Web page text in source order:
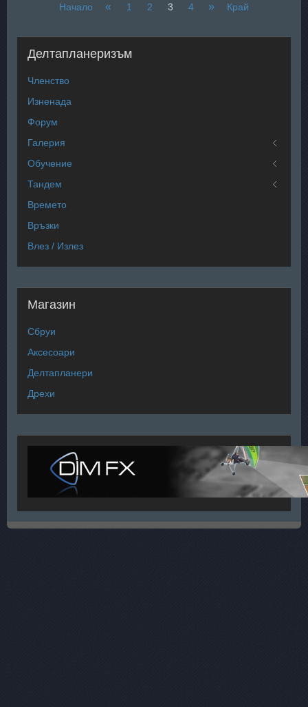
Начало « 1 2 3 4 » Край
Делтапланеризъм
Членство
Изненада
Форум
Галерия
Обучение
Тандем
Времето
Връзки
Влез / Излез
Магазин
Сбруи
Аксесоари
Делтапланери
Дрехи